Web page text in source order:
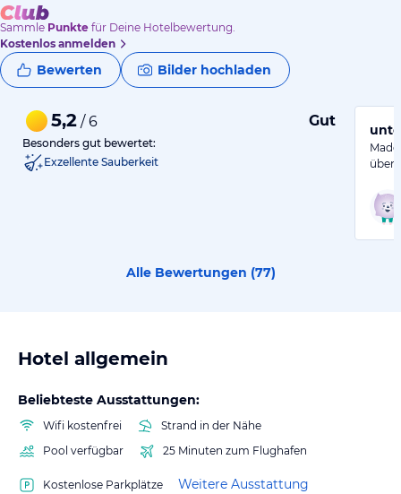
Sammle Punkte für Deine Hotelbewertung.
Kostenlos anmelden
Bewerten Bilder hochladen
5,2 / 6 Gut
Besonders gut bewertet:
Exzellente Sauberkeit
Alle Bewertungen (77)
Hotel allgemein
Beliebteste Ausstattungen:
Wifi kostenfrei
Strand in der Nähe
Pool verfügbar
25 Minuten zum Flughafen
Kostenlose Parkplätze Weitere Ausstattung